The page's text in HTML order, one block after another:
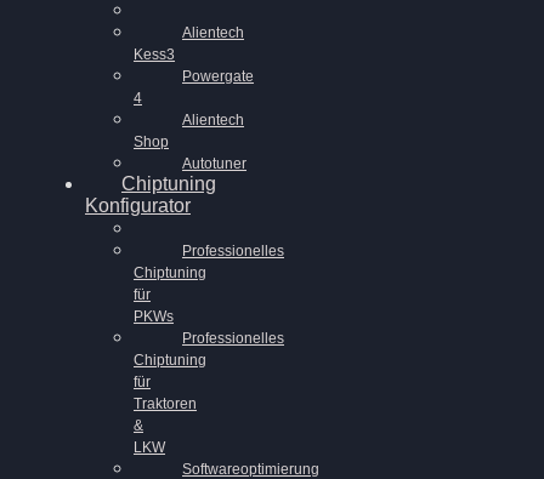
Alientech
Kess3
Powergate
4
Alientech
Shop
Autotuner
Chiptuning
Konfigurator
Professionelles
Chiptuning
für
PKWs
Professionelles
Chiptuning
für
Traktoren
&
LKW
Softwareoptimierung